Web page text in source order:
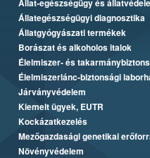
Állat-egészségügy és
Állategészségügyi diagnosztika
Állatgyógyászati termékek
Borászat és alkoholos italok
Élelmiszer- és
Élelmiszerlánc-biztonsági
Járványvédelem
Kiemelt ügyek, EUTR
Kockázatkezelés
Mezőgazdasági genetikai
Növényvédelem